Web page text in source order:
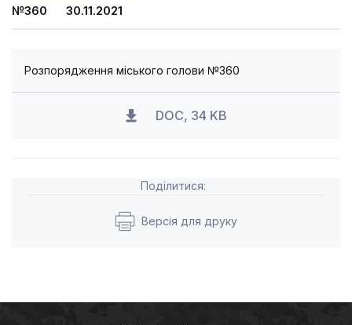
№360 30.11.2021
Розпорядження міського голови №360
DOC, 34 KB
Поділитися:
Версія для друку